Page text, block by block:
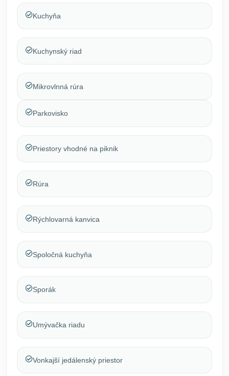
Kuchyňa
Kuchynský riad
Mikrovlnná rúra
Parkovisko
Priestory vhodné na piknik
Rúra
Rýchlovarná kanvica
Spoločná kuchyňa
Sporák
Umývačka riadu
Vonkajší jedálenský priestor